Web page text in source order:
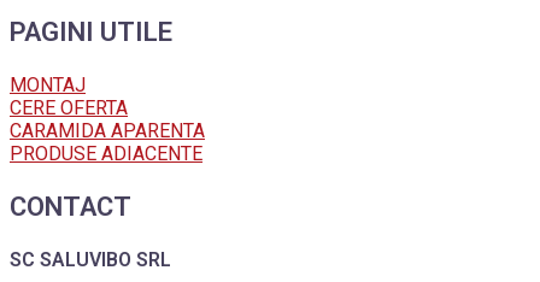
PAGINI UTILE
MONTAJ
CERE OFERTA
CARAMIDA APARENTA
PRODUSE ADIACENTE
CONTACT
SC SALUVIBO SRL